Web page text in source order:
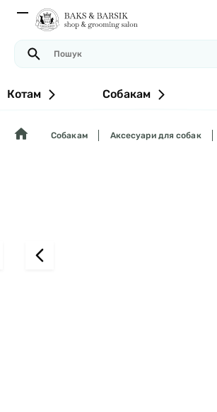
Котам Собакам
Собакам Аксесуари для собак